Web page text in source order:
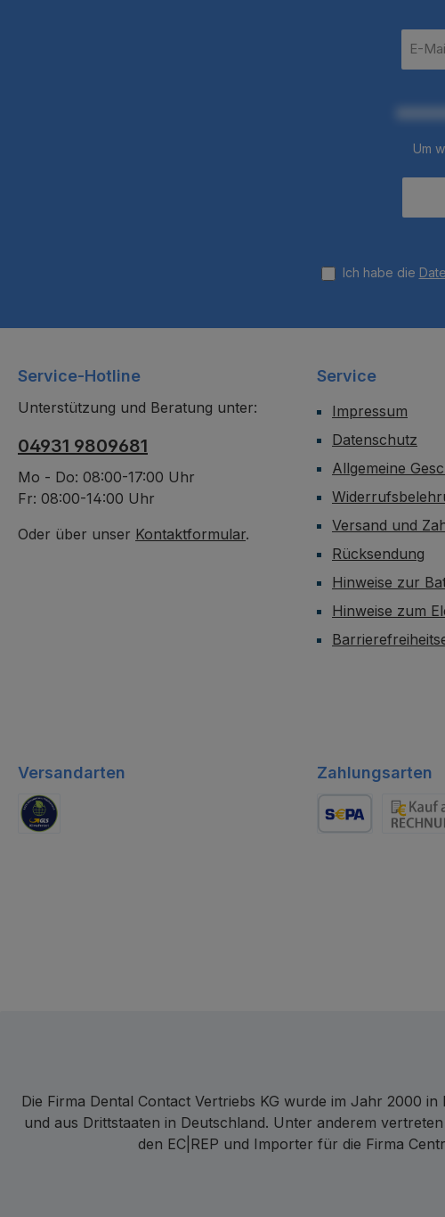
Mail-
Um
Ich habe die
Service-Hotline
Unterstützung und Beratung unter:
04931 9809681
Mo - Do: 08:00-17:00 Uhr
Fr: 08:00-14:00 Uhr
Oder über unser Kontaktformular.
Service
Impressum
Datenschutz
Allgemeine
Versand und
Rücksendung
Hinweise zur
Hinweise zum
Versandarten Zahlungsarten
Die Firma Dental Contact Vertriebs KG wurde im Jahr 2000
und aus Drittstaaten in Deutschland. Unter anderem
den EC|REP und Importer für die Firma